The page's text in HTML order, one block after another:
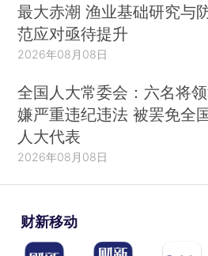
最大赤潮 渔业基础研究与
范应对亟待提升
2026年08月08日
全国人大常委会：六名将
嫌严重违纪违法 被罢免全
人大代表
2026年08月08日
财新移动